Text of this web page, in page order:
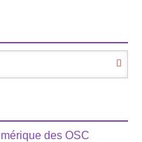
des OSC